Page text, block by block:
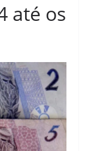
até os